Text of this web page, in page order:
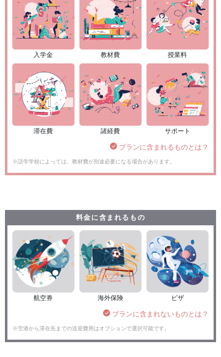
入学金 教材費 授業料
滞在費 諸経費 サポート
プランに含まれるものとは？
※語学学校によっては、教材費が別途必要になる場合があります。
料金に含まれるもの
航空券 海外保険 ビザ
プランに含まれないものとは？
※空港から滞在先までの送迎費用はオプションで選択可能です。